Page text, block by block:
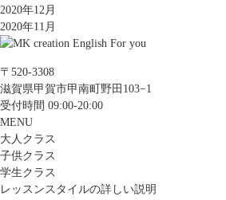
2020年12月
2020年11月
〒520-3308
滋賀県甲賀市甲南町野田103−1
受付時間 09:00-20:00
MENU
大人クラス
子供クラス
学生クラス
レッスンスタイルの詳しい説明